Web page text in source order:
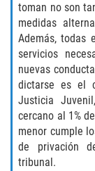
DRUG
toman no son
medidas
Además, todas
servicios
nuevas
dictarse es el
Justicia
cercano al 1%
menor cumple
de privación
tribunal.